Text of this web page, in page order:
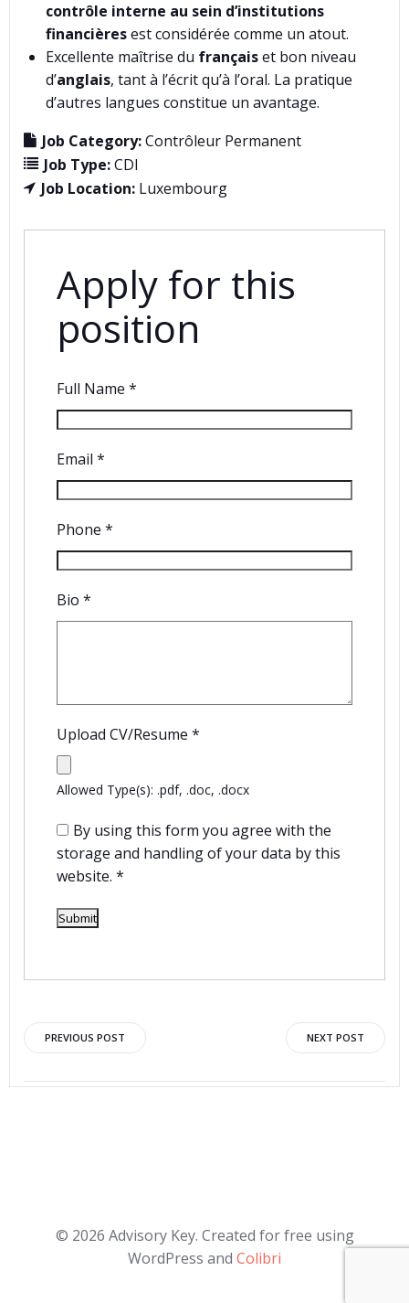
contrôle interne au sein d’institutions
financièresest considérée comme un atout.
Excellente maîtrise du françaiset bon niveau
d’anglais, tant à l’écrit qu’à l’oral. La pratique
d’autres langues constitue un avantage.
Job Category:Contrôleur Permanent
Job Type:CDI
Job Location: Luxembourg
Apply for this
position
Full Name *
Email *
Phone *
Bio *
Upload CV/Resume *
Allowed Type(s): .pdf, .doc, .docx
By using this form you agree with the
storage and handling of your data by this
website. *
Post
navigation
PREVIOUS POST
navigation
NEXT POST
© 2026 Advisory Key. Created for free using
WordPress and Colibri